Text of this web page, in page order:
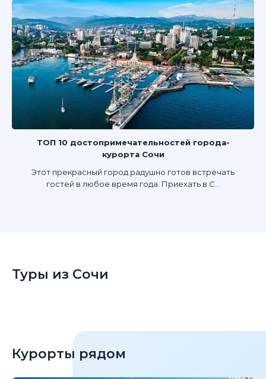
ТОП 10 достопримечательностей города-
курорта Сочи
Этот прекрасный город радушно готов встречать
гостей в любое время года. Приехать в С...
Туры из Сочи
Курорты рядом